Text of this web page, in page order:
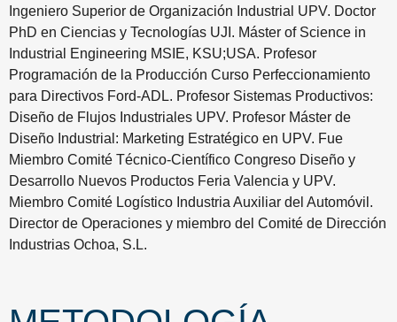
Ingeniero Superior de Organización Industrial UPV. Doctor
PhD en Ciencias y Tecnologías UJI. Máster of Science in
Industrial Engineering MSIE, KSU;USA. Profesor
Programación de la Producción Curso Perfeccionamiento
para Directivos Ford-ADL. Profesor Sistemas Productivos:
Diseño de Flujos Industriales UPV. Profesor Máster de
Diseño Industrial: Marketing Estratégico en UPV. Fue
Miembro Comité Técnico-Científico Congreso Diseño y
Desarrollo Nuevos Productos Feria Valencia y UPV.
Miembro Comité Logístico Industria Auxiliar del Automóvil.
Director de Operaciones y miembro del Comité de Dirección
Industrias Ochoa, S.L.